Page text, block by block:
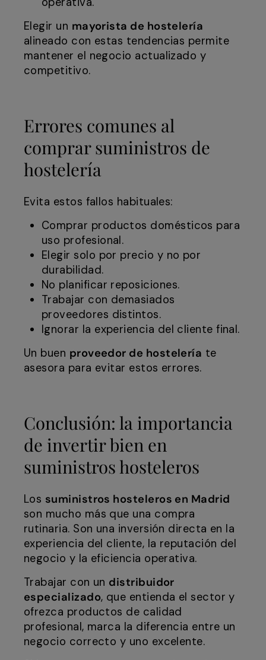
Elegir un mayorista de hostelería
alineado con estas tendencias permite
mantener el negocio actualizado y
competitivo.
Errores comunes al
comprar suministros de
hostelería
Evita estos fallos habituales:
Comprar productos domésticos para
uso profesional.
Elegir solo por precio y no por
durabilidad.
No planificar reposiciones.
Trabajar con demasiados
proveedores distintos.
Ignorar la experiencia del cliente final.
Un buen proveedor de hostelería te
asesora para evitar estos errores.
Conclusión: la importancia
de invertir bien en
suministros hosteleros
Los suministros hosteleros en Madrid
son mucho más que una compra
rutinaria. Son una inversión directa en la
experiencia del cliente, la reputación del
negocio y la eficiencia operativa.
Trabajar con un distribuidor
especializado, que entienda el sector y
ofrezca productos de calidad
profesional, marca la diferencia entre un
negocio correcto y uno excelente.